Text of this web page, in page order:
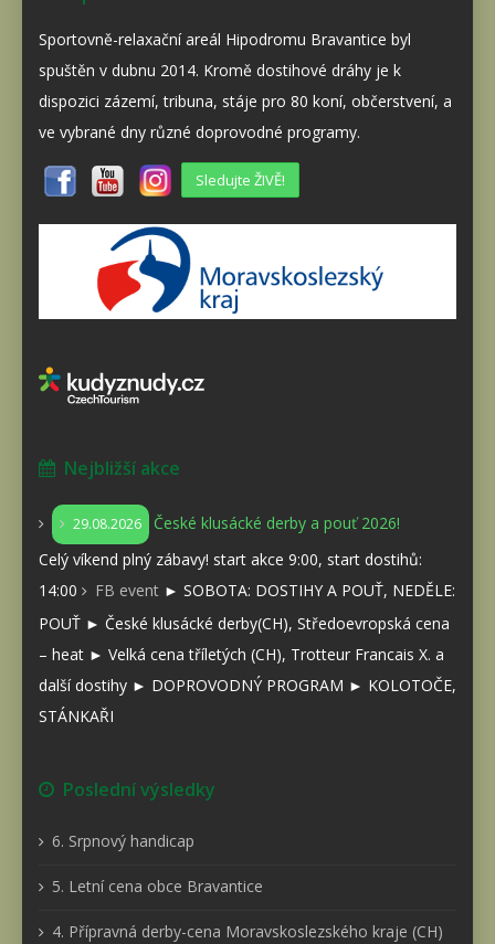
Sportovně-relaxační areál Hipodromu Bravantice byl
spuštěn v dubnu 2014. Kromě dostihové dráhy je k
dispozici zázemí, tribuna, stáje pro 80 koní, občerstvení, a
ve vybrané dny různé doprovodné programy.
Sledujte ŽIVĚ!
Nejbližší akce
29.08.2026
České klusácké derby a pouť 2026!
Celý víkend plný zábavy! start akce 9:00, start dostihů:
14:00
FB event ► SOBOTA: DOSTIHY A POUŤ, NEDĚLE:
POUŤ ► České klusácké derby(CH), Středoevropská cena
– heat ► Velká cena tříletých (CH), Trotteur Francais X. a
další dostihy ► DOPROVODNÝ PROGRAM ► KOLOTOČE,
STÁNKAŘI
Poslední výsledky
6. Srpnový handicap
5. Letní cena obce Bravantice
4. Přípravná derby-cena Moravskoslezského kraje (CH)